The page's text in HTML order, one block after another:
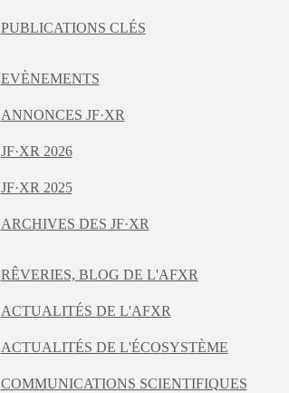
PUBLICATIONS CLÉS
EVÈNEMENTS
ANNONCES JF·XR
JF·XR 2026
JF·XR 2025
ARCHIVES DES JF·XR
RÊVERIES, BLOG DE L'AFXR
ACTUALITÉS DE L'AFXR
ACTUALITÉS DE L'ÉCOSYSTÈME
COMMUNICATIONS SCIENTIFIQUES